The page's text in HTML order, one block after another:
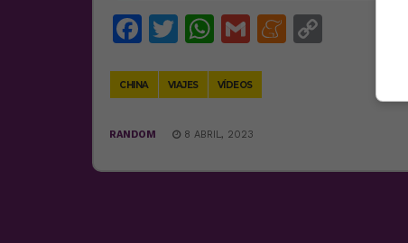
Facebook
Twitter
WhatsApp
Gmail
CHINA VIAJES VÍDEOS
RANDOM 8 ABRIL, 2023